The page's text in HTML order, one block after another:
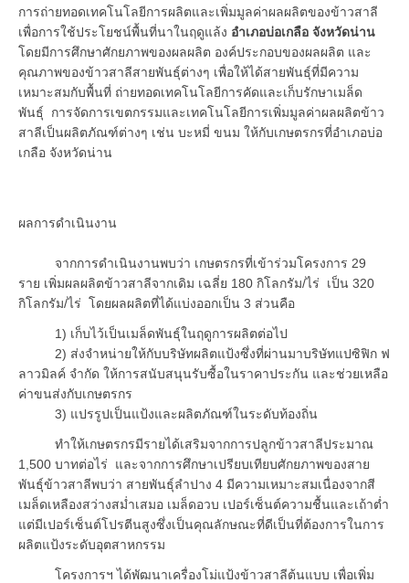
การถ่ายทอดเทคโนโลยีการผลิตและเพิ่มมูลค่าผลผลิตของข้าวสาลี
เพื่อการใช้ประโยชน์พื้นที่นาในฤดูแล้ง อำเภอบ่อเกลือ จังหวัดน่าน
โดยมีการศึกษาศักยภาพของผลผลิต องค์ประกอบของผลผลิต และ
คุณภาพของข้าวสาลีสายพันธุ์ต่างๆ เพื่อให้ได้สายพันธุ์ที่มีความ
เหมาะสมกับพื้นที่ ถ่ายทอดเทคโนโลยีการคัดและเก็บรักษาเมล็ด
พันธุ์ การจัดการเขตกรรมและเทคโนโลยีการเพิ่มมูลค่าผลผลิตข้าว
สาลีเป็นผลิตภัณฑ์ต่างๆ เช่น บะหมี่ ขนม ให้กับเกษตรกรที่อำเภอบ่อ
เกลือ จังหวัดน่าน
ผลการดำเนินงาน
จากการดำเนินงานพบว่า เกษตรกรที่เข้าร่วมโครงการ 29
ราย เพิ่มผลผลิตข้าวสาลีจากเดิม เฉลี่ย 180 กิโลกรัม/ไร่ เป็น 320
กิโลกรัม/ไร่ โดยผลผลิตที่ได้แบ่งออกเป็น 3 ส่วนคือ
1) เก็บไว้เป็นเมล็ดพันธุ์ในฤดูการผลิตต่อไป
2) ส่งจำหน่ายให้กับบริษัทผลิตแป้งซึ่งที่ผ่านมาบริษัทแปซิฟิก ฟ
ลาวมิลค์ จำกัด ให้การสนับสนุนรับซื้อในราคาประกัน และช่วยเหลือ
ค่าขนส่งกับเกษตรกร
3) แปรรูปเป็นแป้งและผลิตภัณฑ์ในระดับท้องถิ่น
ทำให้เกษตรกรมีรายได้เสริมจากการปลูกข้าวสาลีประมาณ
1,500 บาทต่อไร่ และจากการศึกษาเปรียบเทียบศักยภาพของสาย
พันธุ์ข้าวสาลีพบว่า สายพันธุ์ลำปาง 4 มีความเหมาะสมเนื่องจากสี
เมล็ดเหลืองสว่างสม่ำเสมอ เมล็ดอวบ เปอร์เซ็นต์ความชื้นและเถ้าต่ำ
แต่มีเปอร์เซ็นต์โปรตีนสูงซึ่งเป็นคุณลักษณะที่ดีเป็นที่ต้องการในการ
ผลิตแป้งระดับอุตสาหกรรม
โครงการฯ ได้พัฒนาเครื่องโม่แป้งข้าวสาลีต้นแบบ เพื่อเพิ่ม